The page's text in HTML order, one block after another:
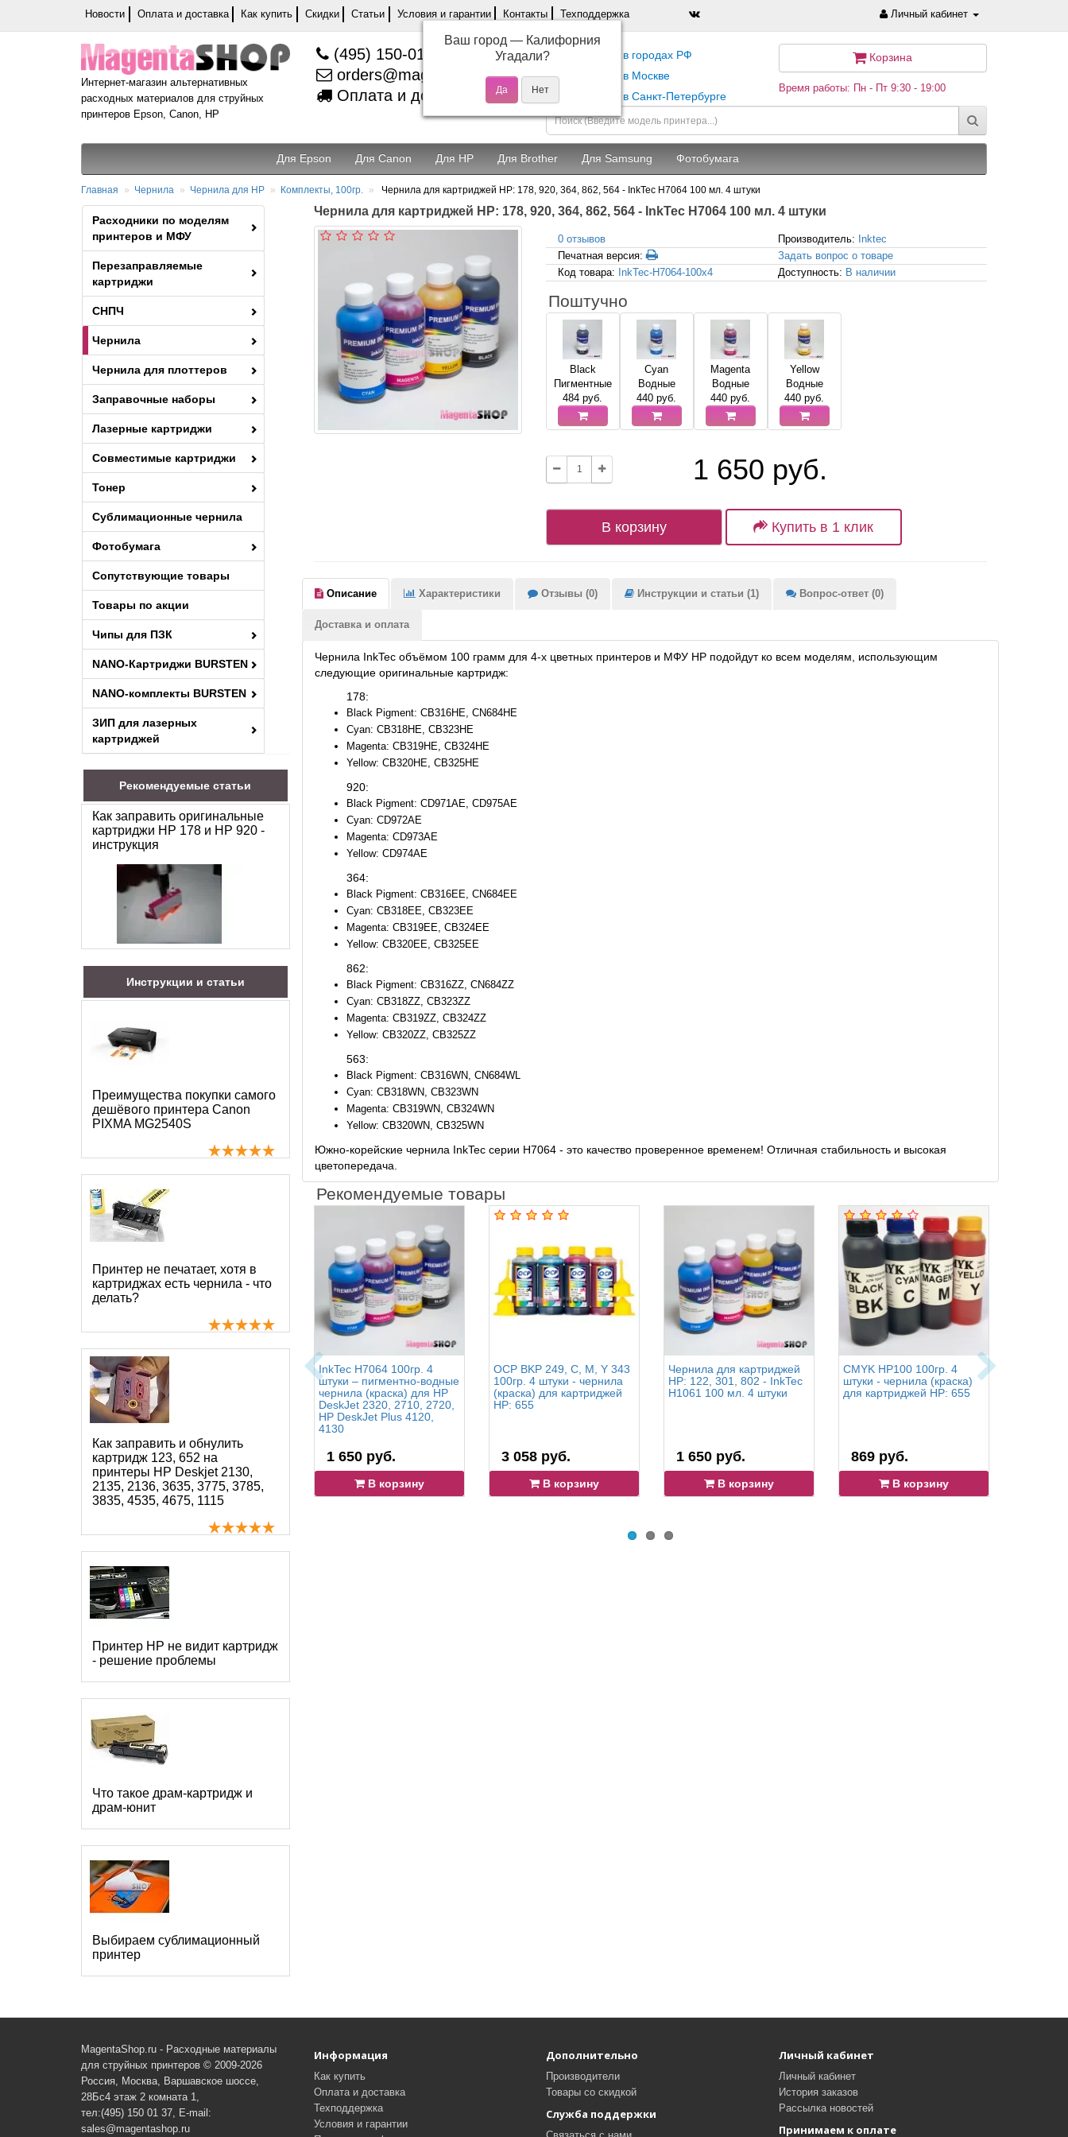
Новости Оплата и доставка Как купить Скидки Статьи Условия и гарантии Контакты Техподдержка Личный кабинет
Интернет-магазин альтернативных
расходных материалов для струйных
принтеров Epson, Canon, HP
(495) 150-01-37
orders@magentashop.ru
Оплата и доставка
Самовывоз в городах РФ
Самовывоз в Москве
Самовывоз в Санкт-Петербурге
Корзина
Время работы: Пн - Пт 9:30 - 19:00
Для Epson Для Canon Для HP Для Brother Для Samsung Фотобумага
Главная Чернила Чернила для HP Комплекты, 100гр. Чернила для картриджей HP: 178, 920, 364, 862, 564 - InkTec H7064 100 мл. 4 штуки
Расходники по моделям
принтеров и МФУ
Перезаправляемые
картриджи
СНПЧ
Чернила
Чернила для плоттеров
Заправочные наборы
Лазерные картриджи
Совместимые картриджи
Тонер
Сублимационные чернила
Фотобумага
Сопутствующие товары
Товары по акции
Чипы для ПЗК
NANO-Картриджи BURSTEN
NANO-комплекты BURSTEN
ЗИП для лазерных
картриджей
Рекомендуемые статьи
Как заправить оригинальные
картриджи HP 178 и HP 920 -
инструкция
Инструкции и статьи
Преимущества покупки самого
дешёвого принтера Canon
PIXMA MG2540S
Принтер не печатает, хотя в
картриджах есть чернила - что
делать?
Как заправить и обнулить
картридж 123, 652 на
принтеры HP Deskjet 2130,
2135, 2136, 3635, 3775, 3785,
3835, 4535, 4675, 1115
Принтер HP не видит картридж
- решение проблемы
Что такое драм-картридж и
драм-юнит
Выбираем сублимационный
принтер
Чернила для картриджей HP: 178, 920, 364, 862, 564 - InkTec H7064 100 мл. 4 штуки
0 отзывов Производитель: Inktec
Печатная версия:
Задать вопрос о товаре
Код товара: InkTec-H7064-100x4 Доступность: В наличии
Поштучно
Black
Пигментные
484 руб.
Cyan
Водные
440 руб.
Magenta
Водные
440 руб.
Yellow
Водные
440 руб.
1 650 руб.
В корзину Купить в 1 клик
Описание Характеристики Отзывы (0) Инструкции и статьи (1) Вопрос-ответ (0)
Доставка и оплата
Чернила InkTec объёмом 100 грамм для 4-х цветных принтеров и МФУ HP подойдут ко всем моделям, использующим
следующие оригинальные картридж:
178:
Black Pigment: CB316HE, CN684HE
Cyan: CB318HE, CB323HE
Magenta: CB319HE, CB324HE
Yellow: CB320HE, CB325HE
920:
Black Pigment: CD971AE, CD975AE
Cyan: CD972AE
Magenta: CD973AE
Yellow: CD974AE
364:
Black Pigment: CB316EE, CN684EE
Cyan: CB318EE, CB323EE
Magenta: CB319EE, CB324EE
Yellow: CB320EE, CB325EE
862:
Black Pigment: CB316ZZ, CN684ZZ
Cyan: CB318ZZ, CB323ZZ
Magenta: CB319ZZ, CB324ZZ
Yellow: CB320ZZ, CB325ZZ
563:
Black Pigment: CB316WN, CN684WL
Cyan: CB318WN, CB323WN
Magenta: CB319WN, CB324WN
Yellow: CB320WN, CB325WN
Южно-корейские чернила InkTec серии H7064 - это качество проверенное временем! Отличная стабильность и высокая
цветопередача.
Рекомендуемые товары
InkTec H7064 100гр. 4
штуки – пигментно-водные
чернила (краска) для HP
DeskJet 2320, 2710, 2720,
HP DeskJet Plus 4120,
4130
1 650 руб.
В корзину
OCP BKP 249, C, M, Y 343
100гр. 4 штуки - чернила
(краска) для картриджей
HP: 655
3 058 руб.
В корзину
Чернила для картриджей
HP: 122, 301, 802 - InkTec
H1061 100 мл. 4 штуки
1 650 руб.
В корзину
CMYK HP100 100гр. 4
штуки - чернила (краска)
для картриджей HP: 655
869 руб.
В корзину
MagentaShop.ru - Расходные материалы
для струйных принтеров © 2009-2026
Россия, Москва, Варшавское шоссе,
28Бс4 этаж 2 комната 1,
тел:(495) 150 01 37, E-mail:
sales@magentashop.ru
Информация
Как купить
Оплата и доставка
Техподдержка
Условия и гарантии
Дополнительно
Производители
Товары со скидкой
Служба поддержки
Ваш город — Калифорния
Угадали?
Личный кабинет
Личный кабинет
История заказов
Рассылка новостей
Принимаем к оплате